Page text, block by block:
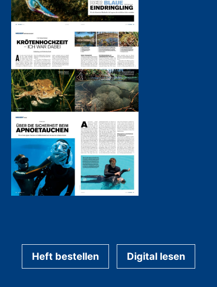
Heft bestellen Digital lesen